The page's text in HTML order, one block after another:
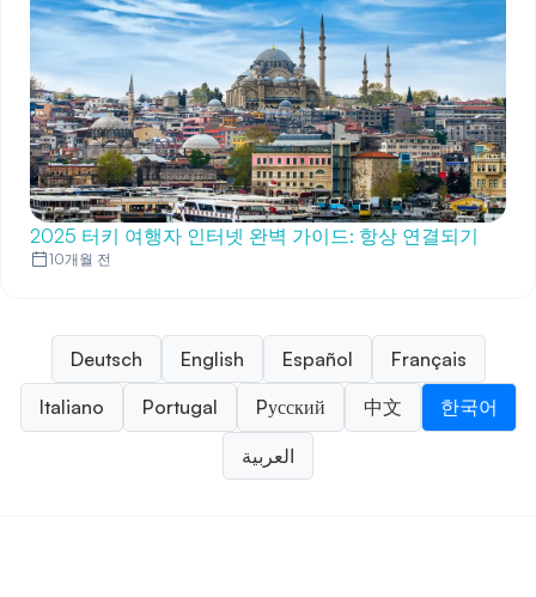
2025 터키 여행자 인터넷 완벽 가이드: 항상 연결되기
10개월 전
Deutsch English Español
Français
Italiano
Portugal Pусский 中文 한국어
العربية